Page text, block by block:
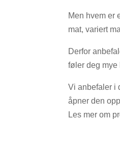
Men hvem er
mat, variert
Derfor
føler deg mye
Vi anbefaler i
åpner den
Les mer om